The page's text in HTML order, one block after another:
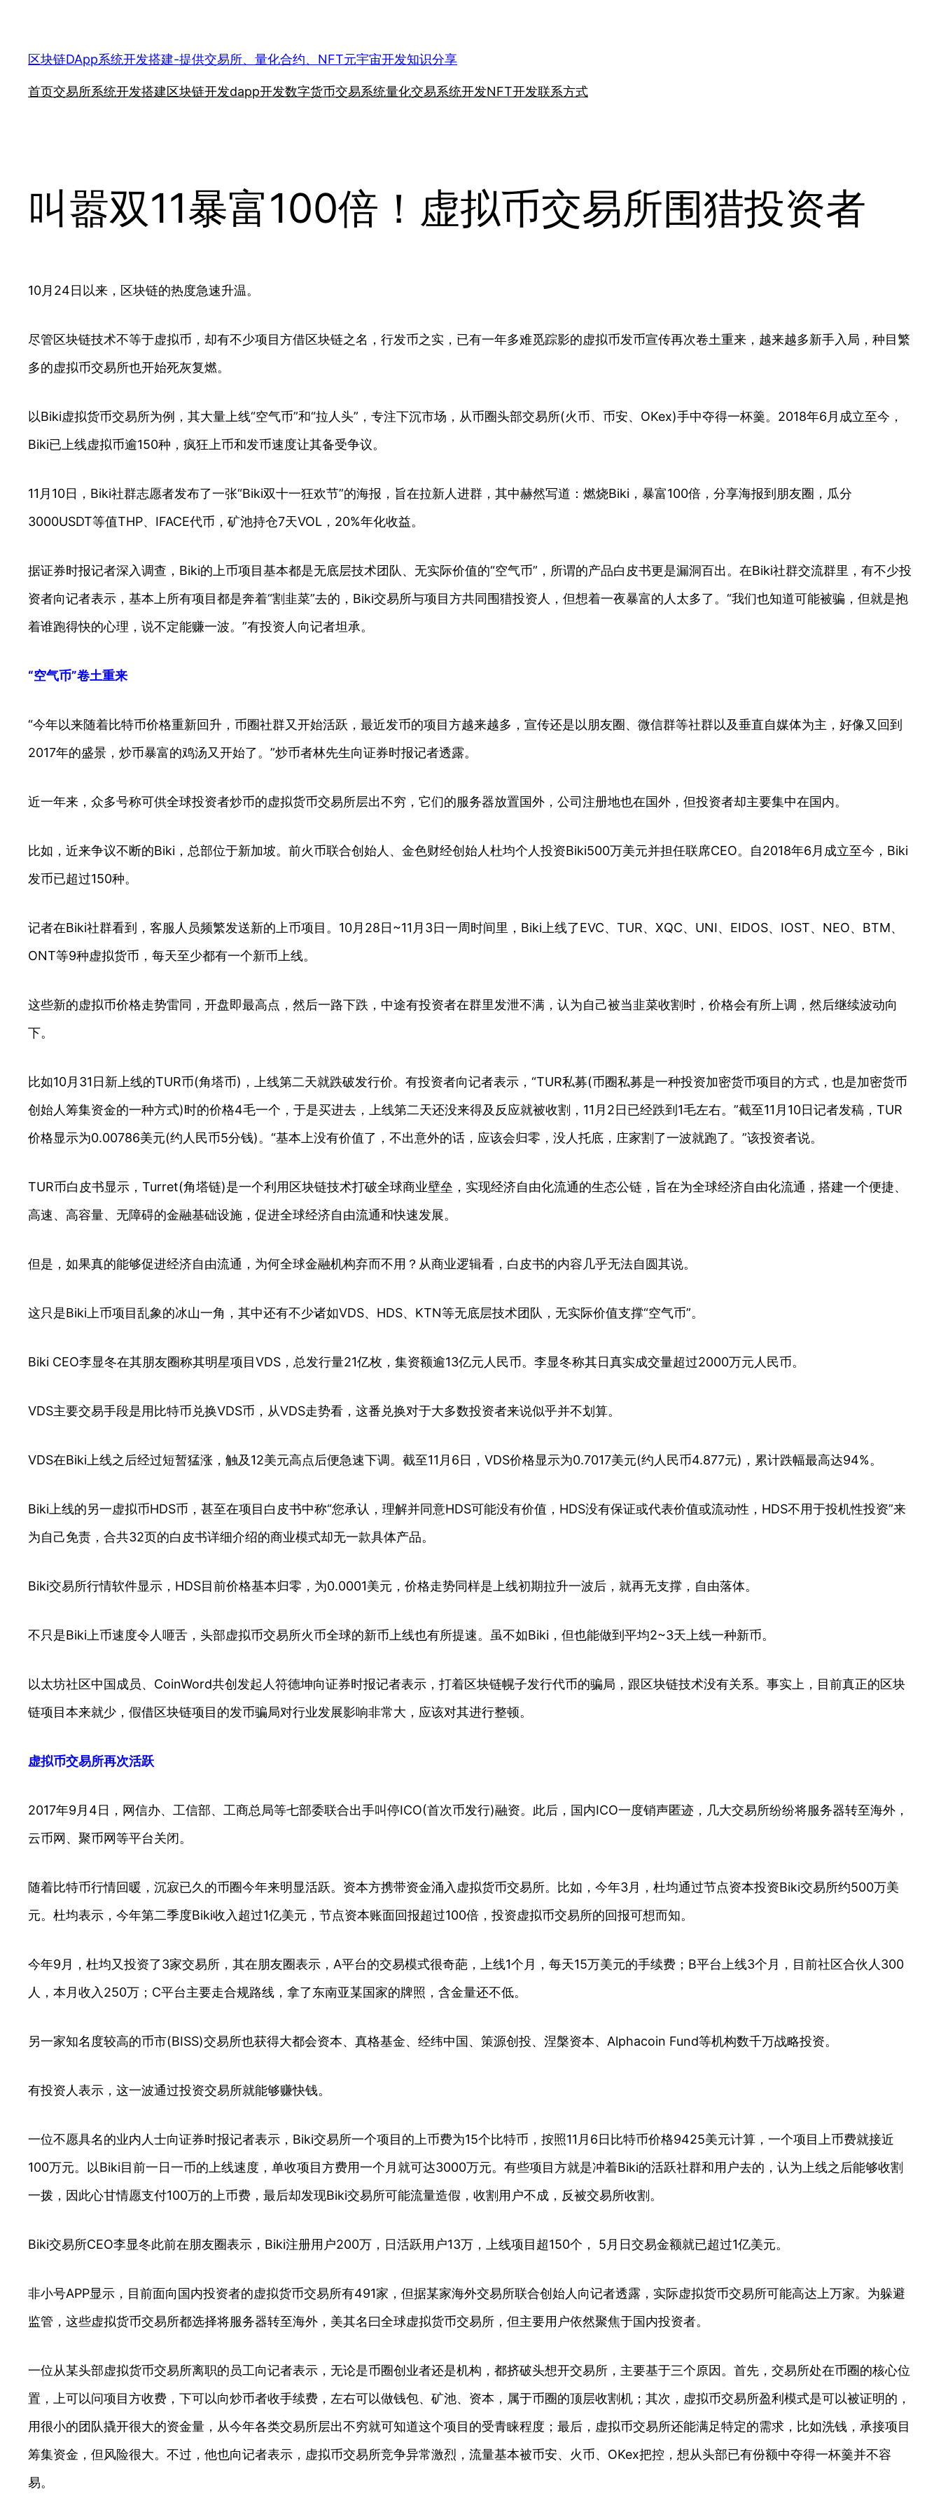
区块链DApp系统开发搭建-提供交易所、量化合约、NFT元宇宙开发知识分享
首页交易所系统开发搭建区块链开发dapp开发数字货币交易系统量化交易系统开发NFT开发联系方式
叫嚣双11暴富100倍！虚拟币交易所围猎投资者
10月24日以来，区块链的热度急速升温。
尽管区块链技术不等于虚拟币，却有不少项目方借区块链之名，行发币之实，已有一年多难觅踪影的虚拟币发币宣传再次卷土重来，越来越多新手入局，种目繁
多的虚拟币交易所也开始死灰复燃。
以Biki虚拟货币交易所为例，其大量上线“空气币”和“拉人头”，专注下沉市场，从币圈头部交易所(火币、币安、OKex)手中夺得一杯羹。2018年6月成立至今，
Biki已上线虚拟币逾150种，疯狂上币和发币速度让其备受争议。
11月10日，Biki社群志愿者发布了一张“Biki双十一狂欢节”的海报，旨在拉新人进群，其中赫然写道：燃烧Biki，暴富100倍，分享海报到朋友圈，瓜分
3000USDT等值THP、IFACE代币，矿池持仓7天VOL，20%年化收益。
据证券时报记者深入调查，Biki的上币项目基本都是无底层技术团队、无实际价值的“空气币”，所谓的产品白皮书更是漏洞百出。在Biki社群交流群里，有不少投
资者向记者表示，基本上所有项目都是奔着“割韭菜”去的，Biki交易所与项目方共同围猎投资人，但想着一夜暴富的人太多了。“我们也知道可能被骗，但就是抱
着谁跑得快的心理，说不定能赚一波。”有投资人向记者坦承。
“空气币”卷土重来
“今年以来随着比特币价格重新回升，币圈社群又开始活跃，最近发币的项目方越来越多，宣传还是以朋友圈、微信群等社群以及垂直自媒体为主，好像又回到
2017年的盛景，炒币暴富的鸡汤又开始了。”炒币者林先生向证券时报记者透露。
近一年来，众多号称可供全球投资者炒币的虚拟货币交易所层出不穷，它们的服务器放置国外，公司注册地也在国外，但投资者却主要集中在国内。
比如，近来争议不断的Biki，总部位于新加坡。前火币联合创始人、金色财经创始人杜均个人投资Biki500万美元并担任联席CEO。自2018年6月成立至今，Biki
发币已超过150种。
记者在Biki社群看到，客服人员频繁发送新的上币项目。10月28日~11月3日一周时间里，Biki上线了EVC、TUR、XQC、UNI、EIDOS、IOST、NEO、BTM、
ONT等9种虚拟货币，每天至少都有一个新币上线。
这些新的虚拟币价格走势雷同，开盘即最高点，然后一路下跌，中途有投资者在群里发泄不满，认为自己被当韭菜收割时，价格会有所上调，然后继续波动向
下。
比如10月31日新上线的TUR币(角塔币)，上线第二天就跌破发行价。有投资者向记者表示，“TUR私募(币圈私募是一种投资加密货币项目的方式，也是加密货币
创始人筹集资金的一种方式)时的价格4毛一个，于是买进去，上线第二天还没来得及反应就被收割，11月2日已经跌到1毛左右。”截至11月10日记者发稿，TUR
价格显示为0.00786美元(约人民币5分钱)。“基本上没有价值了，不出意外的话，应该会归零，没人托底，庄家割了一波就跑了。”该投资者说。
TUR币白皮书显示，Turret(角塔链)是一个利用区块链技术打破全球商业壁垒，实现经济自由化流通的生态公链，旨在为全球经济自由化流通，搭建一个便捷、
高速、高容量、无障碍的金融基础设施，促进全球经济自由流通和快速发展。
但是，如果真的能够促进经济自由流通，为何全球金融机构弃而不用？从商业逻辑看，白皮书的内容几乎无法自圆其说。
这只是Biki上币项目乱象的冰山一角，其中还有不少诸如VDS、HDS、KTN等无底层技术团队，无实际价值支撑“空气币”。
Biki CEO李显冬在其朋友圈称其明星项目VDS，总发行量21亿枚，集资额逾13亿元人民币。李显冬称其日真实成交量超过2000万元人民币。
VDS主要交易手段是用比特币兑换VDS币，从VDS走势看，这番兑换对于大多数投资者来说似乎并不划算。
VDS在Biki上线之后经过短暂猛涨，触及12美元高点后便急速下调。截至11月6日，VDS价格显示为0.7017美元(约人民币4.877元)，累计跌幅最高达94%。
Biki上线的另一虚拟币HDS币，甚至在项目白皮书中称“您承认，理解并同意HDS可能没有价值，HDS没有保证或代表价值或流动性，HDS不用于投机性投资”来
为自己免责，合共32页的白皮书详细介绍的商业模式却无一款具体产品。
Biki交易所行情软件显示，HDS目前价格基本归零，为0.0001美元，价格走势同样是上线初期拉升一波后，就再无支撑，自由落体。
不只是Biki上币速度令人咂舌，头部虚拟币交易所火币全球的新币上线也有所提速。虽不如Biki，但也能做到平均2~3天上线一种新币。
以太坊社区中国成员、CoinWord共创发起人符德坤向证券时报记者表示，打着区块链幌子发行代币的骗局，跟区块链技术没有关系。事实上，目前真正的区块
链项目本来就少，假借区块链项目的发币骗局对行业发展影响非常大，应该对其进行整顿。
虚拟币交易所再次活跃
2017年9月4日，网信办、工信部、工商总局等七部委联合出手叫停ICO(首次币发行)融资。此后，国内ICO一度销声匿迹，几大交易所纷纷将服务器转至海外，
云币网、聚币网等平台关闭。
随着比特币行情回暖，沉寂已久的币圈今年来明显活跃。资本方携带资金涌入虚拟货币交易所。比如，今年3月，杜均通过节点资本投资Biki交易所约500万美
元。杜均表示，今年第二季度Biki收入超过1亿美元，节点资本账面回报超过100倍，投资虚拟币交易所的回报可想而知。
今年9月，杜均又投资了3家交易所，其在朋友圈表示，A平台的交易模式很奇葩，上线1个月，每天15万美元的手续费；B平台上线3个月，目前社区合伙人300
人，本月收入250万；C平台主要走合规路线，拿了东南亚某国家的牌照，含金量还不低。
另一家知名度较高的币市(BISS)交易所也获得大都会资本、真格基金、经纬中国、策源创投、涅槃资本、Alphacoin Fund等机构数千万战略投资。
有投资人表示，这一波通过投资交易所就能够赚快钱。
一位不愿具名的业内人士向证券时报记者表示，Biki交易所一个项目的上币费为15个比特币，按照11月6日比特币价格9425美元计算，一个项目上币费就接近
100万元。以Biki目前一日一币的上线速度，单收项目方费用一个月就可达3000万元。有些项目方就是冲着Biki的活跃社群和用户去的，认为上线之后能够收割
一拨，因此心甘情愿支付100万的上币费，最后却发现Biki交易所可能流量造假，收割用户不成，反被交易所收割。
Biki交易所CEO李显冬此前在朋友圈表示，Biki注册用户200万，日活跃用户13万，上线项目超150个， 5月日交易金额就已超过1亿美元。
非小号APP显示，目前面向国内投资者的虚拟货币交易所有491家，但据某家海外交易所联合创始人向记者透露，实际虚拟货币交易所可能高达上万家。为躲避
监管，这些虚拟货币交易所都选择将服务器转至海外，美其名曰全球虚拟货币交易所，但主要用户依然聚焦于国内投资者。
一位从某头部虚拟货币交易所离职的员工向记者表示，无论是币圈创业者还是机构，都挤破头想开交易所，主要基于三个原因。首先，交易所处在币圈的核心位
置，上可以问项目方收费，下可以向炒币者收手续费，左右可以做钱包、矿池、资本，属于币圈的顶层收割机；其次，虚拟币交易所盈利模式是可以被证明的，
用很小的团队撬开很大的资金量，从今年各类交易所层出不穷就可知道这个项目的受青睐程度；最后，虚拟币交易所还能满足特定的需求，比如洗钱，承接项目
筹集资金，但风险很大。不过，他也向记者表示，虚拟币交易所竞争异常激烈，流量基本被币安、火币、OKex把控，想从头部已有份额中夺得一杯羹并不容
易。